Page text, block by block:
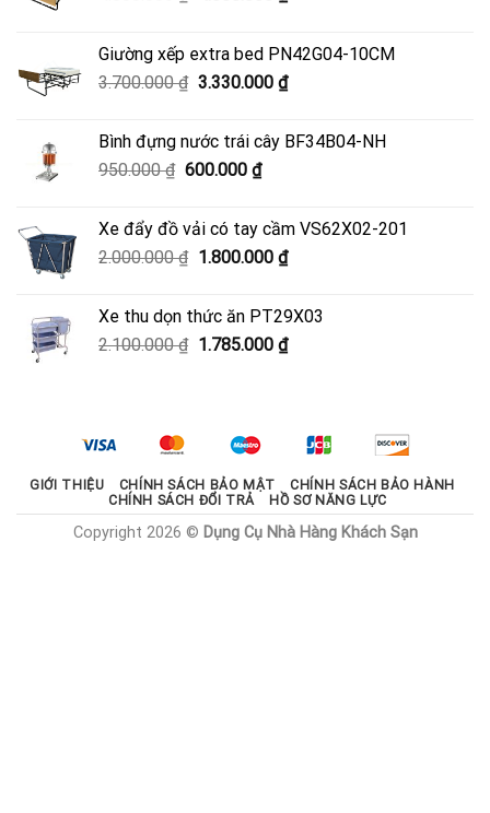
4.500.000 ₫.là:
4.050.000 ₫.
Giường xếp extra bed PN42G04-10CM
3.700.000₫ Giá
3.700.000 ₫.
3.330.000 ₫Giá
là:
Bình đựng nước trái cây BF34B04-NH
950.000₫ Giá
950.000 ₫.
600.000 ₫Giá
là:
600.000 ₫.
Xe đẩy đồ vải có tay cầm VS62X02-201
2.000.000₫ Giá
2.000.000 ₫.
1.800.000 ₫Giá
là:
1.800.000 ₫.
Xe thu dọn thức ăn PT29X03
2.100.000₫ Giá
1.785.000 ₫Giá
1.785.000 ₫.
GIỚI THIỆU CHÍNH SÁCH BẢO MẬT
CHÍNH SÁCH BẢO HÀNH
CHÍNH SÁCH ĐỔI TRẢ
HỒ SƠ NĂNG LỰC
Copyright 2026 © Dụng Cụ Nhà Hàng Khách Sạn